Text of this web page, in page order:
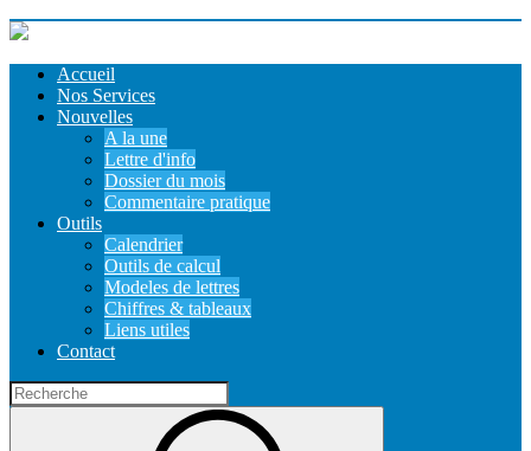
Accueil
Nos Services
Nouvelles
A la une
Lettre d'info
Dossier du mois
Commentaire pratique
Outils
Calendrier
Outils de calcul
Modeles de lettres
Chiffres & tableaux
Liens utiles
Contact
Recherche